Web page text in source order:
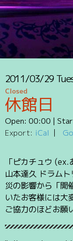
2011/03/29
Closed
休館日
Open: 00:00 |
Export: iCal
「ピカチュウ
山本達久 ドラム
災の影響から「開
いたお客様には大
ご協力のほどお願